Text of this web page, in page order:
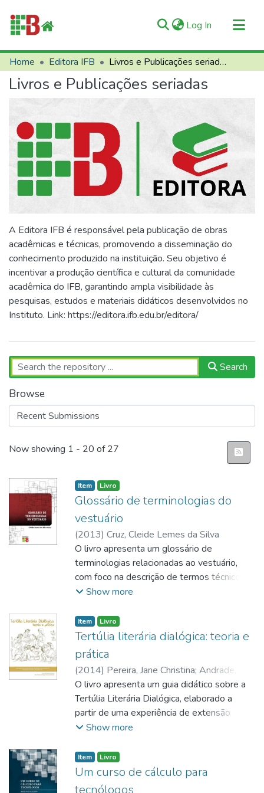
Log In (current)
Communities & Collections
All of RIIFB
Manuals and Terms
About RIIFB
Help
Contacts
Home Editora IFB Livros e Publicações seriadas
Livros e Publicações seriadas
A Editora IFB é responsável pela publicação de obras
acadêmicas e técnicas, promovendo a disseminação do
conhecimento produzido na instituição. Seu objetivo é
incentivar a produção científica e cultural da comunidade
acadêmica do IFB, garantindo ampla visibilidade às
pesquisas, estudos e materiais didáticos desenvolvidos no
Instituto. Link: https://editora.ifb.edu.br/editora/
Search
Browse
Recent Submissions
Now showing 1 - 20 of 27
Item Livro
Glossário de terminologias do
vestuário
(2013) Cruz, Cleide Lemes da Silva
O livro apresenta um glossário de
terminologias relacionadas ao vestuário,
com foco na descrição de termos técnicos
utilizados na área têxtil, na moda e na
tecidos, fibras, peças de vestuário, estilos,
processos, profissionais e acessórios,
buscando sistematizar o léxico
especializado da área. O material tem como
objetivo contribuir para a formação de
estudantes e profissionais do curso técnico
em Vestuário e para a normalização
terminológica em língua portuguesa.
Show more
Item Livro
Tertúlia literária dialógica: teoria e
prática
(2014) Pereira, Jane Christina; Andrade, Ana
Paula Santiago Seixas
O livro apresenta um guia didático sobre a
Tertúlia Literária Dialógica, elaborado a
partir de uma experiência de extensão
realizada no Programa Nacional Mulheres
Taguatinga Centro. A obra discute os
fundamentos teórico-metodológicos da
aprendizagem dialógica, da literatura como
Show more
Item Livro
Um curso de cálculo para